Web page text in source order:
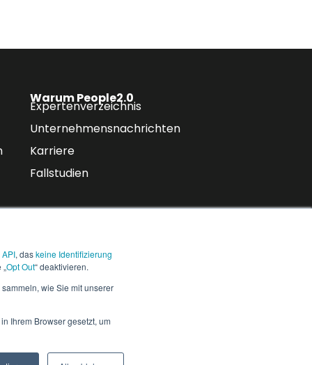
, daskeine Identifizierung
Opt Out“ deaktivieren.
wie Sie mit unserer
Ihrem Browser gesetzt, um
Warum People2.0
Expertenverzeichnis
Unternehmensnachrichten
Karriere
Fallstudien
und
Center